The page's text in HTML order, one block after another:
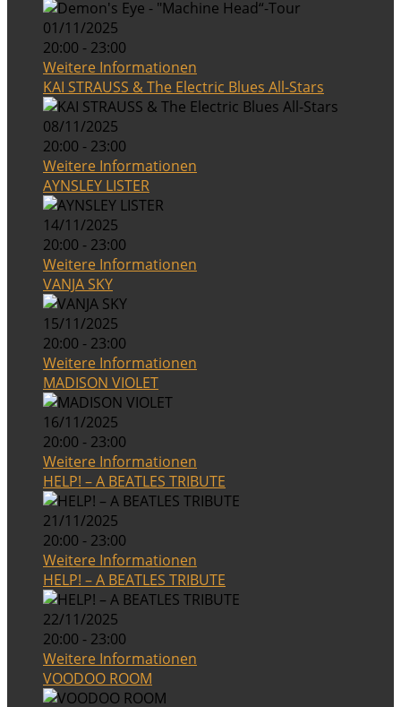
01/11/2025
20:00 - 23:00
Weitere Informationen
KAI STRAUSS & The Electric Blues All-Stars
08/11/2025
20:00 - 23:00
Weitere Informationen
AYNSLEY LISTER
14/11/2025
20:00 - 23:00
Weitere Informationen
VANJA SKY
15/11/2025
20:00 - 23:00
Weitere Informationen
MADISON VIOLET
16/11/2025
20:00 - 23:00
Weitere Informationen
HELP! – A BEATLES TRIBUTE
21/11/2025
20:00 - 23:00
Weitere Informationen
HELP! – A BEATLES TRIBUTE
22/11/2025
20:00 - 23:00
Weitere Informationen
VOODOO ROOM